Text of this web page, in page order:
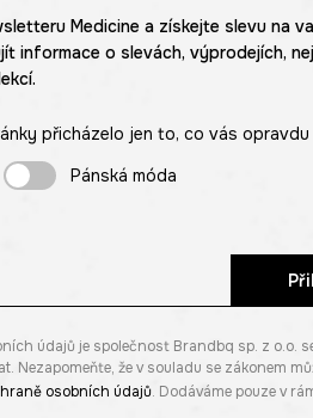
Medicine a získejte slevu na
informace o slevách, výprodejích,
přicházelo jen to, co vás opravdu
Pánská móda
údajů je společnost Brandbq sp. z o.o.
Nezapomeňte, že v souladu se zákonem
osobních údajů. Dodáváme pouze v